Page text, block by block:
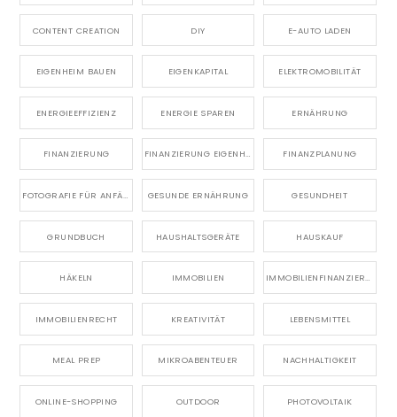
CONTENT CREATION DIY E-AUTO LADEN
EIGENHEIM BAUEN EIGENKAPITAL ELEKTROMOBILITÄT
ENERGIEEFFIZIENZ ENERGIE SPAREN ERNÄHRUNG
FINANZIERUNG FINANZIERUNG EIGENHEIM FINANZPLANUNG
FOTOGRAFIE FÜR ANFÄNGER GESUNDE ERNÄHRUNG GESUNDHEIT
GRUNDBUCH HAUSHALTSGERÄTE HAUSKAUF
HÄKELN IMMOBILIEN IMMOBILIENFINANZIERUNG
IMMOBILIENRECHT KREATIVITÄT LEBENSMITTEL
MEAL PREP MIKROABENTEUER NACHHALTIGKEIT
ONLINE-SHOPPING OUTDOOR PHOTOVOLTAIK